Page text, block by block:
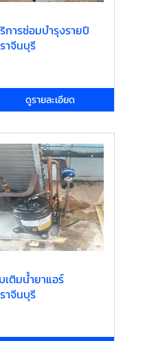
การซ่อมบำรุงรายปี
าจีนบุรี
ดูรายละเอียด
เติมน้ำยาแอร์
าจีนบุรี